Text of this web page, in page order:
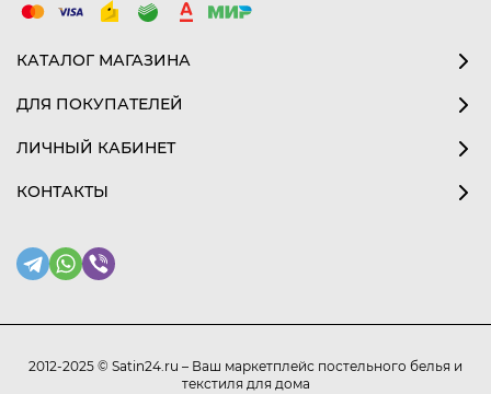
КАТАЛОГ МАГАЗИНА
ДЛЯ ПОКУПАТЕЛЕЙ
ЛИЧНЫЙ КАБИНЕТ
КОНТАКТЫ
2012-2025 © Satin24.ru – Ваш маркетплейс постельного белья и
текстиля для дома